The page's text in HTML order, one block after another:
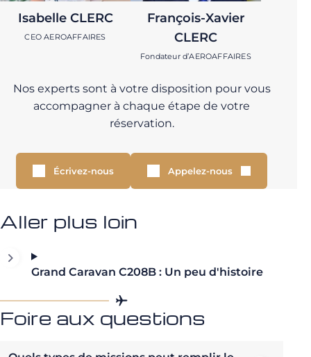
Isabelle CLERC
CEO AEROAFFAIRES
François-Xavier
CLERC
Fondateur d’AEROAFFAIRES
Nos experts sont à votre disposition pour vous
accompagner à chaque étape de votre
réservation.
Écrivez-nous Appelez-nous
Aller plus loin
Grand Caravan C208B : Un peu d'histoire
Foire aux questions